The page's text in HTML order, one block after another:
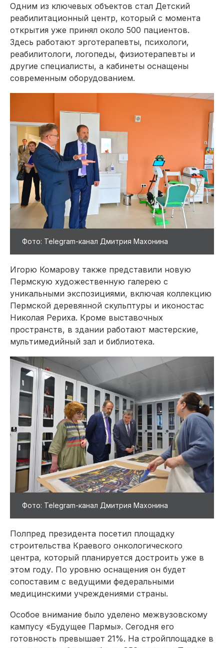
Одним из ключевых объектов стал Детский
реабилитационный центр, который с момента
открытия уже принял около 500 пациентов.
Здесь работают эрготерапевты, психологи,
реабилитологи, логопеды, физиотерапевты и
другие специалисты, а кабинеты оснащены
современным оборудованием.
Фото: Telegram-канал Дмитрия Махонина
Игорю Комарову также представили новую
Пермскую художественную галерею с
уникальными экспозициями, включая коллекцию
Пермской деревянной скульптуры и иконостас
Николая Рериха. Кроме выставочных
пространств, в здании работают мастерские,
мультимедийный зал и библиотека.
Фото: Telegram-канал Дмитрия Махонина
Полпред президента посетил площадку
строительства Краевого онкологического
центра, который планируется достроить уже в
этом году. По уровню оснащения он будет
сопоставим с ведущими федеральными
медицинскими учреждениями страны.
Особое внимание было уделено межвузовскому
кампусу «Будущее Пармы». Сегодня его
готовность превышает 21%. На стройплощадке в